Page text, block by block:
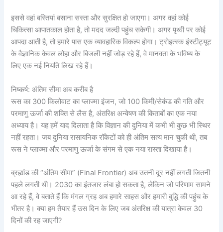
इससे वहां बस्तियां बसाना सस्ता और सुरक्षित हो जाएगा। अगर वहां कोई
चिकित्सा आपातकाल होता है, तो मदद जल्दी पहुंच सकेगी। अगर पृथ्वी पर कोई
आपदा आती है, तो हमारे पास एक व्यावहारिक विकल्प होगा। ट्रोइत्स्क इंस्टीट्यूट
के वैज्ञानिक केवल लोहा और बिजली नहीं जोड़ रहे हैं, वे मानवता के भविष्य के
लिए एक नई नियति लिख रहे हैं।
निष्कर्ष: अंतिम सीमा अब करीब है
रूस का 300 किलोवाट का प्लाज्मा इंजन, जो 100 किमी/सेकंड की गति और
परमाणु ऊर्जा की शक्ति से लैस है, अंतरिक्ष अन्वेषण की किताबों का एक नया
अध्याय है। यह हमें याद दिलाता है कि विज्ञान की दुनिया में कभी भी कुछ भी स्थिर
नहीं रहता। जब दुनिया रासायनिक रॉकेटों को ही अंतिम सत्य मान चुकी थी, तब
रूस ने प्लाज्मा और परमाणु ऊर्जा के संगम से एक नया रास्ता दिखाया है।
ब्रह्मांड की “अंतिम सीमा” (Final Frontier) अब उतनी दूर नहीं लगती जितनी
पहले लगती थी। 2030 का इंतजार लंबा हो सकता है, लेकिन जो परिणाम सामने
आ रहे हैं, वे बताते हैं कि मंगल ग्रह अब हमारे साहस और हमारी बुद्धि की पहुंच के
भीतर है। क्या हम तैयार हैं उस दिन के लिए जब अंतरिक्ष की यात्रा केवल 30
दिनों की रह जाएगी?